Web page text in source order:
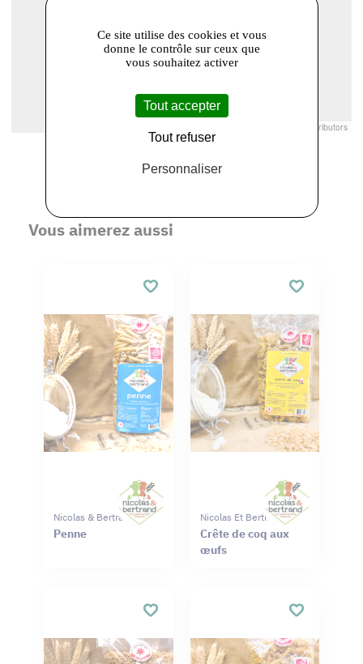
contributors
Vous aimerez aussi
Nicolas & Bertrand
Penne
Nicolas Et Bertrand
Crête de coq aux
œufs
Ce site utilise des cookies et vous
donne le contrôle sur ceux que
vous souhaitez activer
Tout accepter
Tout refuser
Personnaliser